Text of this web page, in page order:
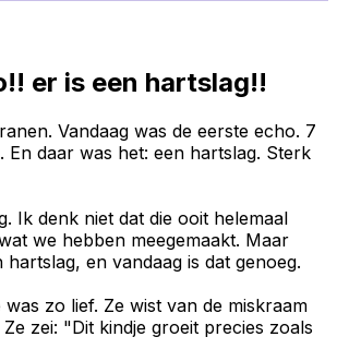
er is een hartslag!!
Vandaag was de eerste echo. 7
En daar was het: een hartslag. Sterk
Ik denk niet dat die ooit helemaal
we hebben meegemaakt. Maar
hartslag, en vandaag is dat genoeg.
zo lief. Ze wist van de miskraam
zei: "Dit kindje groeit precies zoals